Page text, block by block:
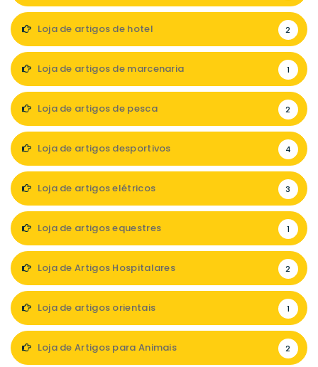
Loja de artigos de hotel 2
Loja de artigos de marcenaria 1
Loja de artigos de pesca 2
Loja de artigos desportivos 4
Loja de artigos elétricos 3
Loja de artigos equestres 1
Loja de Artigos Hospitalares 2
Loja de artigos orientais 1
Loja de Artigos para Animais 2